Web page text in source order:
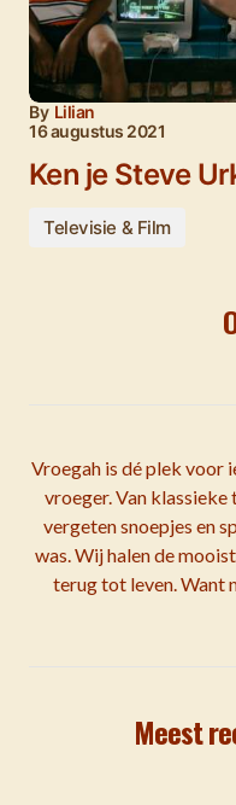
By Lilian
16 augustus 2021
Ken je Steve
Televisie & Film
Vroegah is dé plek voor
vroeger. Van
vergeten snoepjes en
was. Wij halen de
terug tot leven. Want
Meest